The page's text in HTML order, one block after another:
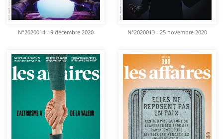
N°2020014 - 9 décembre 2020 N°2020013 - 25 novembre 2020